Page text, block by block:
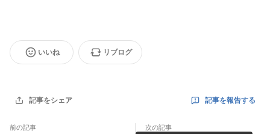
いいね リブログ
記事をシェア 記事を報告する
前の記事 次の記事